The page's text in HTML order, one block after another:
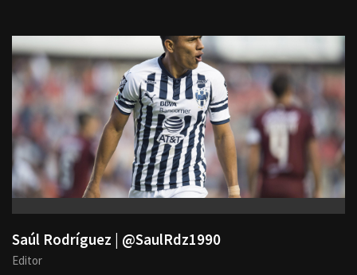
Saúl Rodríguez | @SaulRdz1990
Editor